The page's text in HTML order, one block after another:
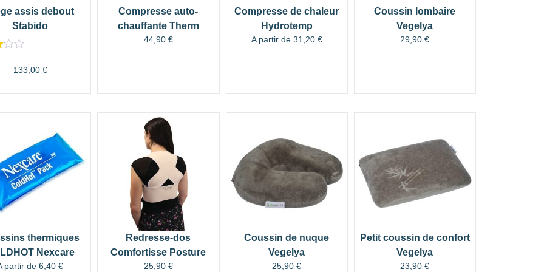
assis debout
Stabido
133,00 €
Compresse auto-
chauffante Therm
44,90 €
Compresse de chaleur
Hydrotemp
A partir de 31,20 €
Coussin lombaire
Vegelya
29,90€
thermiques
Nexcare
partir de6,40€
Redresse-dos
Comfortisse Posture
25,90 €
Coussin de nuque
Vegelya
25,90€
Petit coussin de confort
Vegelya
23,90€